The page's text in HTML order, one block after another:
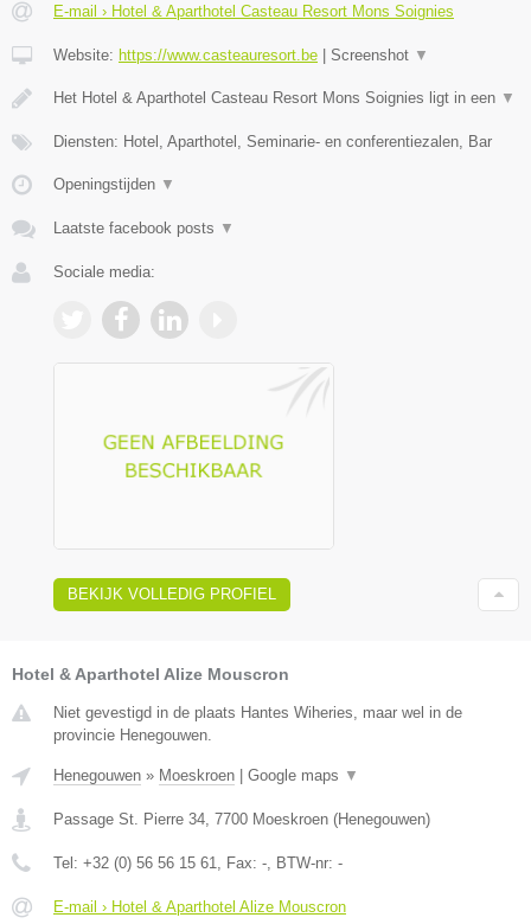
E-mail › Hotel & Aparthotel Casteau Resort Mons Soignies
Website: https://www.casteauresort.be | Screenshot ▼
Het Hotel & Aparthotel Casteau Resort Mons Soignies ligt in een ▼
Diensten: Hotel, Aparthotel, Seminarie- en conferentiezalen, Bar
Openingstijden ▼
Laatste facebook posts ▼
Sociale media:
BEKIJK VOLLEDIG PROFIEL
Hotel & Aparthotel Alize Mouscron
Niet gevestigd in de plaats Hantes Wiheries, maar wel in de
provincie Henegouwen.
Henegouwen » Moeskroen Google maps ▼
Passage St. Pierre 34, 7700 Moeskroen (Henegouwen)
Tel: +32 (0) 56 56 15 61, Fax: -, BTW-nr: -
E-mail › Hotel & Aparthotel Alize Mouscron